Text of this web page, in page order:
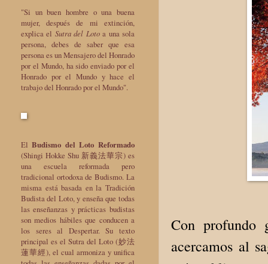
Con profundo
acercamos al
"Si un buen hombre o una buena
mujer, después de mi extinción,
explica el Sutra del Lotoa una sola
persona, debes de saber que esa
persona es un Mensajero del Honrado
por el Mundo, ha sido enviado por el
Honrado por el Mundo y hace el
trabajo del Honrado por el Mundo".
ElBudismo del Loto Reformado
(Shingi Hokke Shu 新義法華宗) es
una escuela reformada pero
tradicional ortodoxa de Budismo. La
misma está basada en la Tradición
Budista del Loto, y enseña que todas
las enseñanzas y prácticas budistas
son medios hábiles que conducen a
los seres al Despertar. Su texto
principal es el Sutra del Loto (妙法
蓮華經), el cual armoniza y unifica